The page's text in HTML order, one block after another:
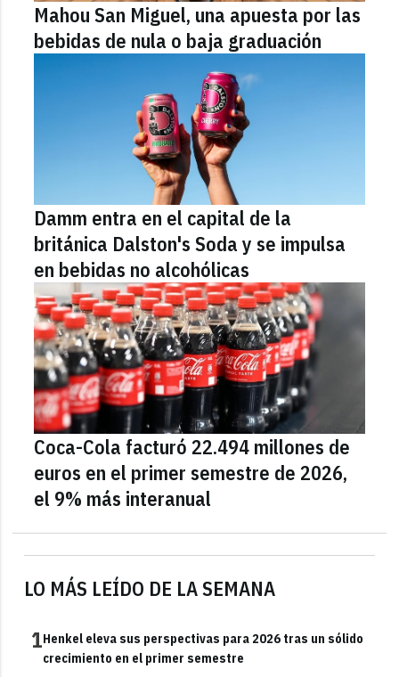
LO MÁS LEÍDO DE LA SEMANA
1Henkel eleva sus perspectivas para 2026 tras un sólido
crecimiento en el primer semestre
Mahou San Miguel, una apuesta por las
bebidas de nula o baja graduación
Damm entra en el capital de la
británica Dalston's Soda y se impulsa
en bebidas no alcohólicas
Coca-Cola facturó 22.494 millones de
euros en el primer semestre de 2026,
el 9% más interanual